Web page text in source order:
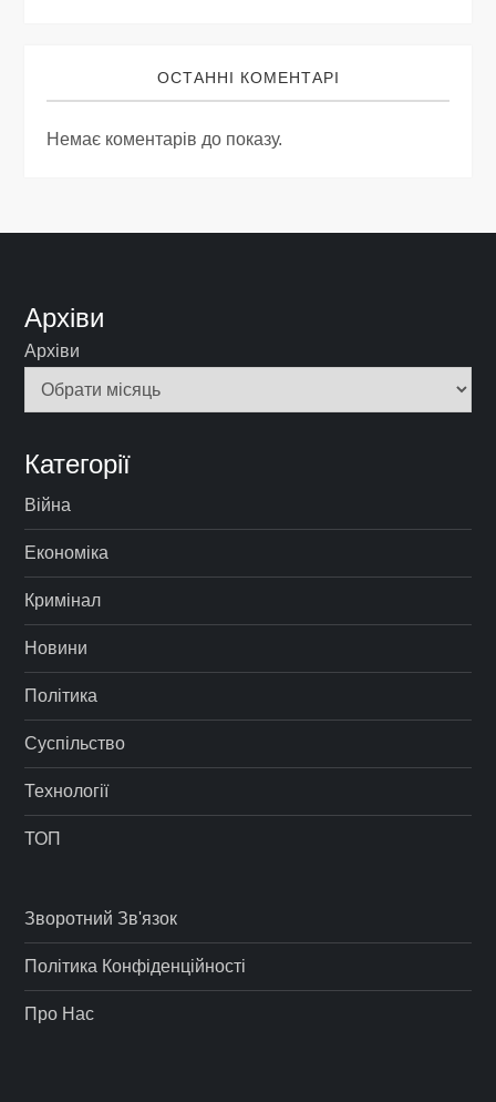
ОСТАННІ КОМЕНТАРІ
Немає коментарів до показу.
Архіви
Архіви
Категорії
Війна
Економіка
Кримінал
Новини
Політика
Суспільство
Технології
ТОП
Зворотний Зв'язок
Політика Конфіденційності
Про Нас